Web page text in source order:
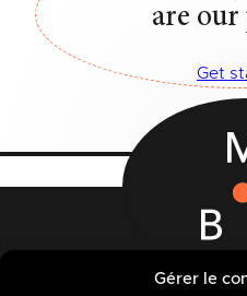
Gérer le
are
Get
12-14 Rue